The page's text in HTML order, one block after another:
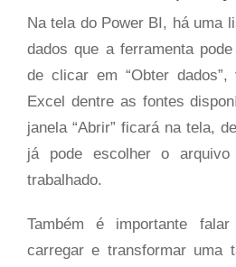
Na tela do Power BI, há uma
dados que a ferramenta
de clicar em “Obter
Excel dentre as fontes
janela “Abrir” ficará na tela,
já pode escolher o
trabalhado.
Também é importante
carregar e transformar uma